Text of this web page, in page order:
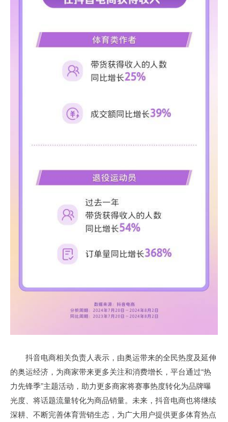
抖音电商相关负责人表示，由奥运带来的全民热度及延伸
的奥运经济，为商家带来更多关注和消费增长，平台通过“热
力先锋季”主题活动，助力更多商家将赛事热度转化为品牌曝
光度、将话题流量转化为商品销量。未来，抖音电商也将继续
深耕、不断完善体育营销生态，为广大用户提供更多体育热点